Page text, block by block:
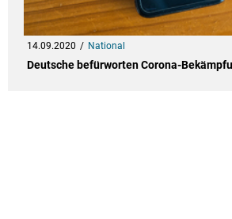
14.09.2020 National
Deutsche befürworten Corona-